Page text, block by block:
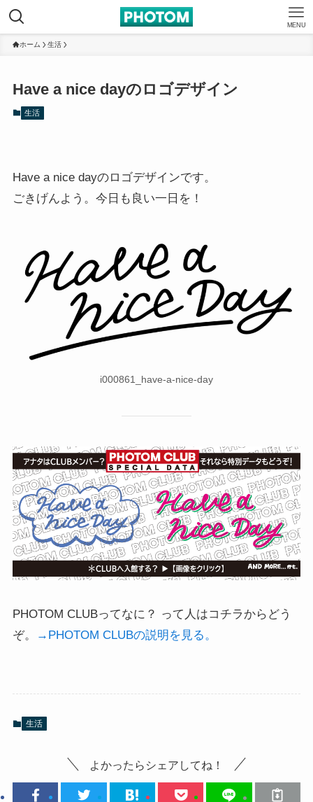
MENU
ホーム 生活
Have a nice dayのロゴデザイン
生活
Have a nice dayのロゴデザインです。
ごきげんよう。今日も良い一日を！
i000861_have-a-nice-day
PHOTOM CLUBってなに？ って人はコチラからどう
ぞ。
→PHOTOM CLUBの説明を見る。
生活
よかったらシェアしてね！